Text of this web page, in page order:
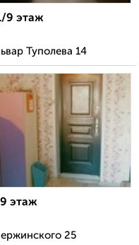
9 этаж
Туполева 14
этаж
25